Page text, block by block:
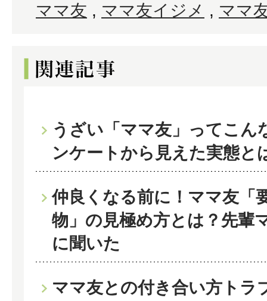
ママ友 , ママ友イジメ , ママ
うざい「ママ友」ってこん
ンケートから見えた実態
仲良くなる前に！ママ友「
物」の見極め方とは？先輩
に聞いた
ママ友との付き合い方トラ